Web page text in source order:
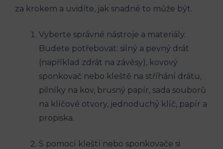
za krokem a uvidíte, jak snadné to může být.
Vyberte správné nástroje a materiály.
Budete potřebovat: silný a pevný drát
(například zdrát na závěsy), kovový
sponkovač nebo kleště na stříhání drátu,
pilníky na kov, brusný papír, sada souborů
na klíčové otvory, jednoduchý klíč, papír a
propiska.
S pomocí kleští nebo sponkovače si